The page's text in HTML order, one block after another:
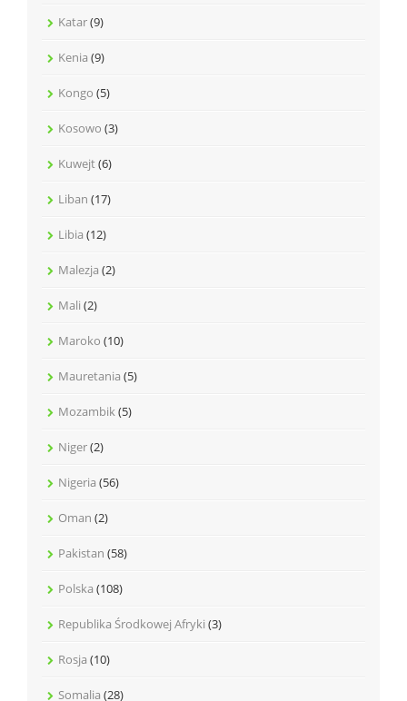
Katar(9)
Kenia (9)
Kongo (5)
Kosowo (3)
Kuwejt(6)
Liban (17)
Libia (12)
Malezja (2)
Mali (2)
Maroko (10)
Mauretania (5)
Mozambik(5)
Niger(2)
Nigeria (56)
Oman (2)
Pakistan (58)
Polska (108)
Republika Środkowej Afryki (3)
Rosja (10)
Somalia (28)